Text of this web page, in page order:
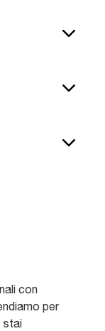
con
per
stai